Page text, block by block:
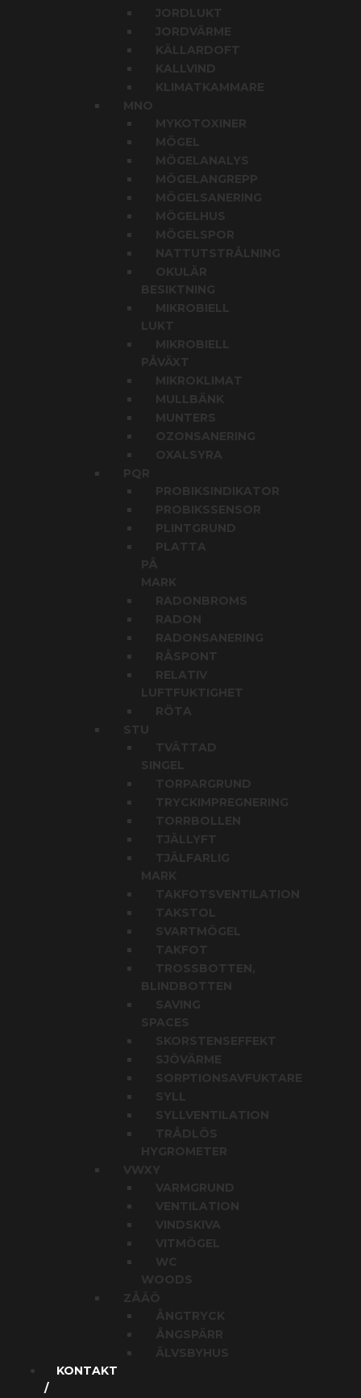
JORDLUKT
JORDVÄRME
KÄLLARDOFT
KALLVIND
KLIMATKAMMARE
MNO
MYKOTOXINER
MÖGEL
MÖGELANALYS
MÖGELANGREPP
MÖGELSANERING
MÖGELHUS
MÖGELSPOR
NATTUTSTRÅLNING
OKULÄR
BESIKTNING
MIKROBIELL
LUKT
MIKROBIELL
PÅVÄXT
MIKROKLIMAT
MULLBÄNK
MUNTERS
OZONSANERING
OXALSYRA
PQR
PROBIKSINDIKATOR
PROBIKSSENSOR
PLINTGRUND
PLATTA
PÅ
MARK
RADONBROMS
RADON
RADONSANERING
RÅSPONT
RELATIV
LUFTFUKTIGHET
RÖTA
TVÄTTAD
TORPARGRUND
TRYCKIMPREGNERING
TORRBOLLEN
TJÄLLYFT
TJÄLFARLIG
MARK
TAKFOTSVENTILATION
TAKSTOL
SVARTMÖGEL
TAKFOT
TROSSBOTTEN,
BLINDBOTTEN
SAVING
SPACES
SKORSTENSEFFEKT
SJÖVÄRME
SORPTIONSAVFUKTARE
SYLL
SYLLVENTILATION
TRÅDLÖS
HYGROMETER
VWXY
VARMGRUND
VENTILATION
VINDSKIVA
VITMÖGEL
WC
WOODS
ZÅÄÖ
ÅNGTRYCK
ÅNGSPÄRR
ÄLVSBYHUS
KONTAKT
/